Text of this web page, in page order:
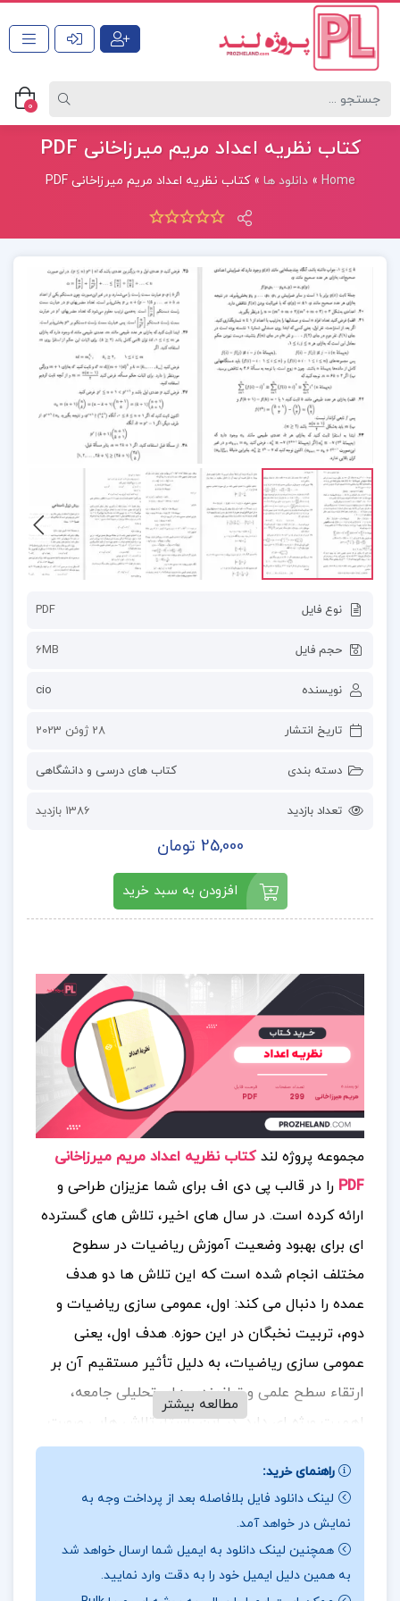
0
کتاب نظریه اعداد مریم میرزاخانی PDF
Home
»دانلود ها »کتاب نظریه اعداد مریم میرزاخانی PDF
نوع فایل PDF
حجم فایل 6MB
نویسنده cio
تاریخ انتشار 28 ژوئن 2023
دسته بندی کتاب های درسی و دانشگاهی
تعداد بازدید 1386 بازدید
25,000 تومان
افزودن به سبد خرید
مجموعه پروژه لندکتاب نظریه اعداد مریم میرزاخانی
PDF را در قالب پی دی اف برای شما عزیزان طراحی و
ارائه کرده است. در سال‌ های اخیر، تلاش‌ های گسترده‌
ای برای بهبود وضعیت آموزش ریاضیات در سطوح
مختلف انجام شده است که این تلاش‌ ها دو هدف
عمده را دنبال می‌ کند: اول، عمومی‌ سازی ریاضیات و
دوم، تربیت نخبگان در این حوزه. هدف اول، یعنی
عمومی‌ سازی ریاضیات، به دلیل تأثیر مستقیم آن بر
ارتقاء سطح علمی و توانمندی‌ های تحلیلی جامعه،
اهمیت ویژه‌ ای دارد. در این راستا، تلاش‌ هایی صورت
گرفته است تا ریاضیات به عنوان ابزاری ضروری برای
توسعه مهارت‌ های منطقی و حل مسئله در میان تمام
اقشار جامعه معرفی شود. این رویکرد نه تنها به بهبود
توانمندی‌ های فردی کمک می‌ کند، بلکه به پیشرفت
کلی جامعه در زمینه‌ های مختلف علمی، اقتصادی و
مطالعه بیشتر
راهنمای خرید:
لینک دانلود فایل بلافاصله بعد از پرداخت وجه به
نمایش در خواهد آمد.
همچنین لینک دانلود به ایمیل شما ارسال خواهد شد
به همین دلیل ایمیل خود را به دقت وارد نمایید.